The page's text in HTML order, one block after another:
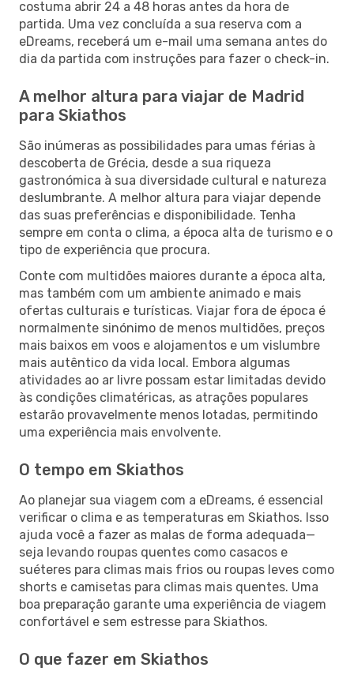
costuma abrir 24 a 48 horas antes da hora de
partida. Uma vez concluída a sua reserva com a
eDreams, receberá um e-mail uma semana antes do
dia da partida com instruções para fazer o check-in.
A melhor altura para viajar de Madrid
para Skiathos
São inúmeras as possibilidades para umas férias à
descoberta de Grécia, desde a sua riqueza
gastronómica à sua diversidade cultural e natureza
deslumbrante. A melhor altura para viajar depende
das suas preferências e disponibilidade. Tenha
sempre em conta o clima, a época alta de turismo e o
tipo de experiência que procura.
Conte com multidões maiores durante a época alta,
mas também com um ambiente animado e mais
ofertas culturais e turísticas. Viajar fora de época é
normalmente sinónimo de menos multidões, preços
mais baixos em voos e alojamentos e um vislumbre
mais autêntico da vida local. Embora algumas
atividades ao ar livre possam estar limitadas devido
às condições climatéricas, as atrações populares
estarão provavelmente menos lotadas, permitindo
uma experiência mais envolvente.
O tempo em Skiathos
Ao planejar sua viagem com a eDreams, é essencial
verificar o clima e as temperaturas em Skiathos. Isso
ajuda você a fazer as malas de forma adequada—
seja levando roupas quentes como casacos e
suéteres para climas mais frios ou roupas leves como
shorts e camisetas para climas mais quentes. Uma
boa preparação garante uma experiência de viagem
confortável e sem estresse para Skiathos.
O que fazer em Skiathos